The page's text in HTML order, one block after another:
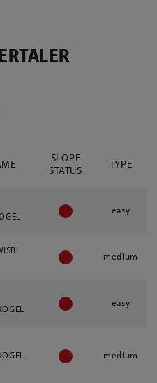
SLOPE
STATUS
TYPE
easy
medium
easy
medium